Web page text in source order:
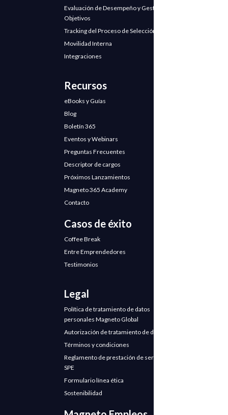
Evaluación de Desempeño y Gestión de
Objetivos
Tracking del Proceso de Selección
Movilidad Interna
Integraciones
Recursos
eBooks y Guías
Blog
Boletín 365
Eventos y Webinars
Preguntas Frecuentes
Descriptor de cargos
Próximos Lanzamientos
Magneto 365 Academy
Contacto
Casos de éxito
Coffee Break
Entre Emprendedores
Testimonios
Legal
Política de tratamiento de datos
personales Magneto Global
Autorización de tratamiento de datos
Términos y condiciones
Reglamento de prestación de servicios
SPE
Formulario línea ética
Sostenibilidad